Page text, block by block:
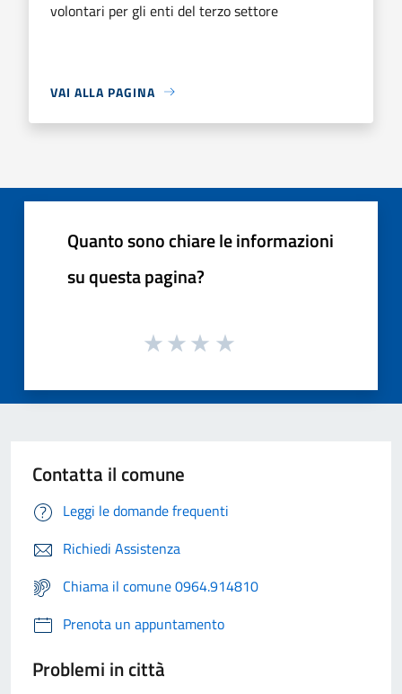
volontari per gli enti del terzo settore
VAI ALLA PAGINA
Quanto sono chiare le informazioni
su questa pagina?
Contatta il comune
Leggi le domande frequenti
Richiedi Assistenza
Chiama il comune 0964.914810
Prenota un appuntamento
Problemi in città